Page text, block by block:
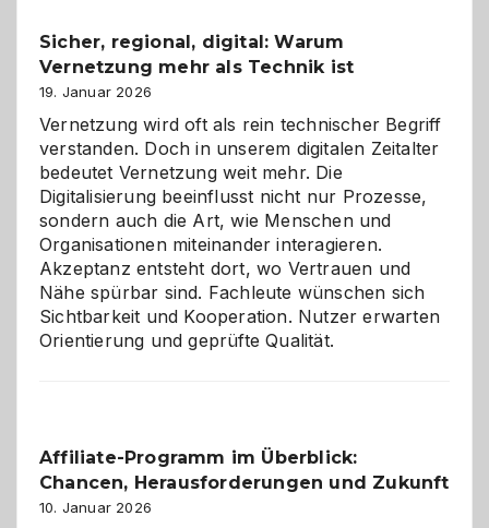
ein
dreifaches
Alaaf!
Sicher, regional, digital: Warum
Vernetzung mehr als Technik ist
19. Januar 2026
Vernetzung wird oft als rein technischer Begriff
verstanden. Doch in unserem digitalen Zeitalter
bedeutet Vernetzung weit mehr. Die
Digitalisierung beeinflusst nicht nur Prozesse,
sondern auch die Art, wie Menschen und
Organisationen miteinander interagieren.
Akzeptanz entsteht dort, wo Vertrauen und
Nähe spürbar sind. Fachleute wünschen sich
Sichtbarkeit und Kooperation. Nutzer erwarten
Orientierung und geprüfte Qualität.
Affiliate-Programm im Überblick:
Chancen, Herausforderungen und Zukunft
10. Januar 2026